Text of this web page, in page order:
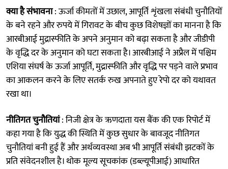
क्या है संभावना: ऊर्जा कीमतों में उछाल, आपूर्ति शृंखला संबंधी चुनौतियों
के बने रहने और रुपये में गिरावट के बीच कुछ विशेषज्ञों का मानना है कि
आरबीआई मुद्रास्फीति के अपने अनुमान को बढ़ा सकता है और जीडीपी
के वृद्धि दर के अनुमान को घटा सकता है। आरबीआई ने अप्रैल में पश्चिम
एशिया संघर्ष के ऊर्जा आपूर्ति, मुद्रास्फीति और वृद्धि पर पड़ने वाले प्रभाव
का आकलन करने के लिए सतर्क रुख अपनाते हुए रेपो दर को यथावत
रखा था।
नीतिगत चुनौतियां: निजी क्षेत्र के ऋणदाता यस बैंक की एक रिपोर्ट में
कहा गया है कि युद्ध की स्थिति में कुछ सुधार के बावजूद नीतिगत
चुनौतियां बनी हुई हैं और अर्थव्यवस्था अब भी आपूर्ति संबंधी झटकों के
प्रति संवेदनशील है। थोक मूल्य सूचकांक (डब्ल्यूपीआई) आधारित